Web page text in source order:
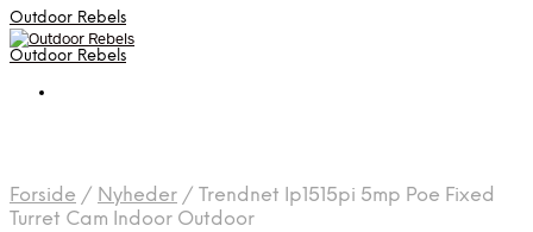
Outdoor Rebels
Outdoor Rebels
Forside / Nyheder / Trendnet Ip1515pi 5mp Poe Fixed
Turret Cam Indoor Outdoor